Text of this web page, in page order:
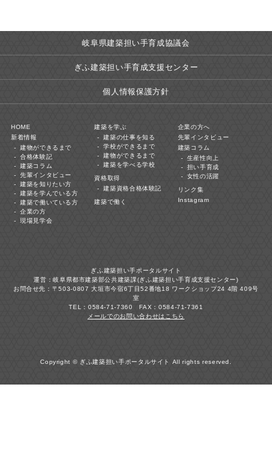
岐阜県建築担い手育成協議会
ぎふ建築担い手育成支援センター
個人情報保護方針
HOME
新着情報
建物ができるまで
合格体験記
建築コラム
先輩インタビュー
建築を知りたい方
建築を学んでいる方
建築で働いている方
企業の方
現場見学会
建築を学ぶ
建築の仕事を知る
学校ができるまで
建物ができるまで
建築を学べる学校
資格取得
建築資格合格体験記
建築で働く
企業の方へ
先輩インタビュー
建築コラム
生産性向上
担い手育成
女性の活躍
リンク集
Instagram
ぎふ建築担い手ポータルサイト
運営：岐阜県都市建築部公共建築課(ぎふ建築担い手育成支援センター)
お問合せ先：〒503-0807 大垣市今宿6丁目52番地18 ワークショップ24 4階 409号
室
TEL：0584-71-7360 FAX：0584-71-7361
メールでのお問い合わせはこちら
Copyright © ぎふ建築担い手ポータルサイト All rights reserved.